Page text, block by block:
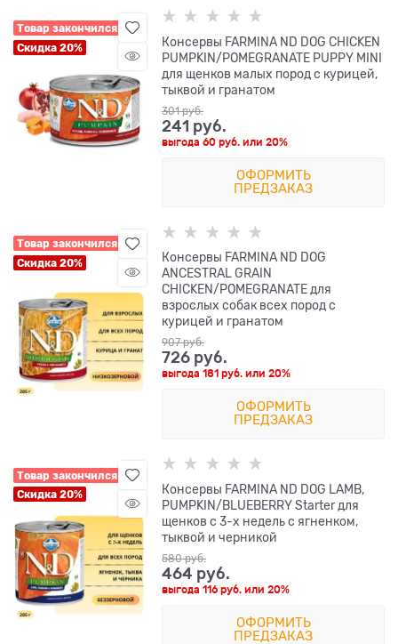
Товар закончился
Скидка 20%
Консервы FARMINA ND DOG CHICKEN
PUMPKIN/POMEGRANATE PUPPY MINI
для щенков малых пород с курицей,
тыквой и гранатом
301 руб.
241 руб.
выгода60 руб. или20%
ОФОРМИТЬ
ПРЕДЗАКАЗ
Товар закончился
Скидка 20%
Консервы FARMINA ND DOG
ANCESTRAL GRAIN
CHICKEN/POMEGRANATE для
взрослых собак всех пород с
курицей и гранатом
907 руб.
726 руб.
выгода181 руб. или20%
ОФОРМИТЬ
ПРЕДЗАКАЗ
Товар закончился
Скидка 20%
Консервы FARMINA ND DOG LAMB,
PUMPKIN/BLUEBERRY Starter для
щенков с 3-х недель с ягненком,
тыквой и черникой
580 руб.
464 руб.
выгода116 руб. или20%
ОФОРМИТЬ
ПРЕДЗАКАЗ